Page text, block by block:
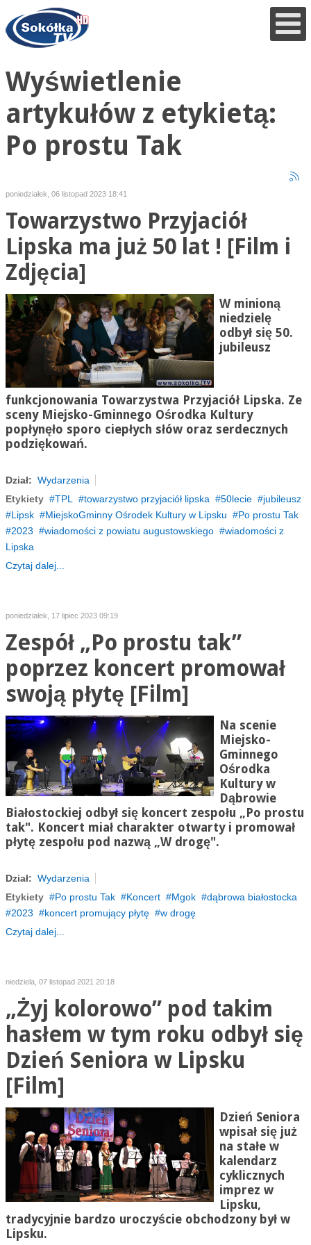
Wyświetlenie
artykułów z etykietą:
Po prostu Tak
poniedziałek, 06 listopad 2023 18:41
Towarzystwo Przyjaciół
Lipska ma już 50 lat ! [Film i
Zdjęcia]
W minioną
niedzielę
odbył się 50.
jubileusz
funkcjonowania Towarzystwa Przyjaciół Lipska. Ze
sceny Miejsko-Gminnego Ośrodka Kultury
popłynęło sporo ciepłych słów oraz serdecznych
podziękowań.
Dział: Wydarzenia
Etykiety
TPL towarzystwo przyjaciół lipska 50lecie
jubileusz
Lipsk
MiejskoGminny Ośrodek Kultury w Lipsku
Po prostu Tak
2023
wiadomości z powiatu augustowskiego
wiadomości z
Lipska
Czytaj dalej...
poniedziałek, 17 lipiec 2023 09:19
Zespół „Po prostu tak”
poprzez koncert promował
swoją płytę [Film]
Na scenie
Miejsko-
Gminnego
Ośrodka
Kultury w
Dąbrowie
Białostockiej odbył się koncert zespołu „Po prostu
tak". Koncert miał charakter otwarty i promował
płytę zespołu pod nazwą „W drogę".
Dział: Wydarzenia
Etykiety
Po prostu Tak Koncert Mgok
dąbrowa białostocka
2023
koncert promujący płytę
w drogę
Czytaj dalej...
niedziela, 07 listopad 2021 20:18
„Żyj kolorowo” pod takim
hasłem w tym roku odbył się
Dzień Seniora w Lipsku
[Film]
Dzień Seniora
wpisał się już
na stałe w
kalendarz
cyklicznych
imprez w
Lipsku,
tradycyjnie bardzo uroczyście obchodzony był w
Lipsku.